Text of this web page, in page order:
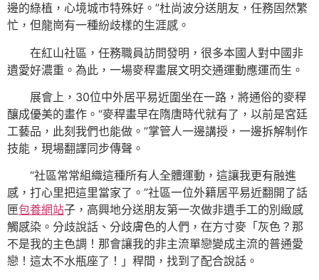
邊的綠植，心境城市特殊好。”杜尚波分送朋友，任務固然繁
忙，但龍崗有一種紛歧樣的生涯感。
在紅山社區，任務職員訪問發明，很多本國人對中國非
遺愛好濃重。為此，一場麥稈畫展文明交通運動應運而生。
展會上，30位中外居平易近圍坐在一路，將通俗的麥稈
釀成優美的畫作。“麥稈畫早在隋唐時代就有了，以前是宮廷
工藝品，此刻我們也能做。”掌管人一邊講授，一邊拆解制作
技能，現場翻譯同步傳聲。
“社區常常組織這種所有人全體運動，這讓我更有融進
感，打心里把這里當家了。”社區一位外籍居平易近翻開了話
匣包養網站子，高興地分送朋友第一次做非遺手工的別緻感
觸感染。分歧說話、分歧膚色的人們，在方寸麥「灰色？那
不是我的主色調！那會讓我的非主流單戀變成主流的普通愛
戀！這太不水瓶座了！」稈間，找到了配合說話。